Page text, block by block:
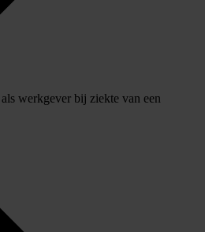
werkgever bij ziekte van een